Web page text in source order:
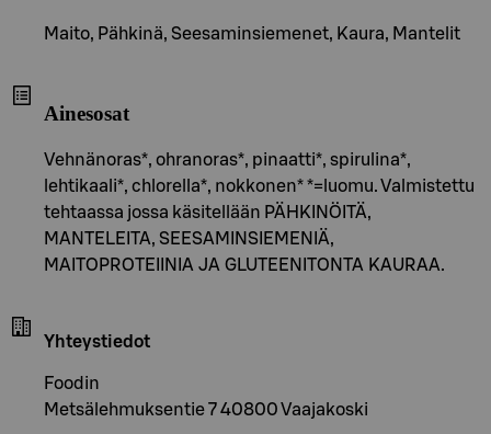
Maito, Pähkinä, Seesaminsiemenet, Kaura, Mantelit
Ainesosat
Vehnänoras*, ohranoras*, pinaatti*, spirulina*,
lehtikaali*, chlorella*, nokkonen* *=luomu. Valmistettu
tehtaassa jossa käsitellään PÄHKINÖITÄ,
MANTELEITA, SEESAMINSIEMENIÄ,
MAITOPROTEIINIA JA GLUTEENITONTA KAURAA.
Yhteystiedot
Foodin
Metsälehmuksentie 7 40800 Vaajakoski